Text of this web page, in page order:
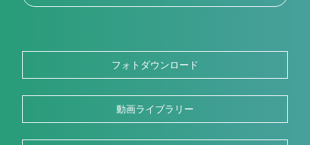
フォトダウンロード
動画ライブラリー